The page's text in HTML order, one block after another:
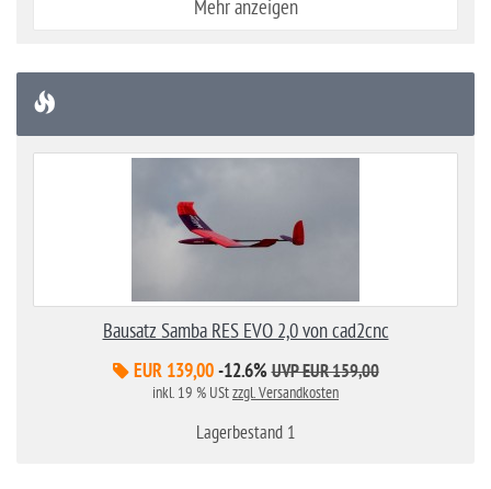
Mehr anzeigen
Bausatz Samba RES EVO 2,0 von cad2cnc
EUR 139,00 -12.6% UVP EUR 159,00
inkl. 19 % UStzzgl. Versandkosten
Lagerbestand 1